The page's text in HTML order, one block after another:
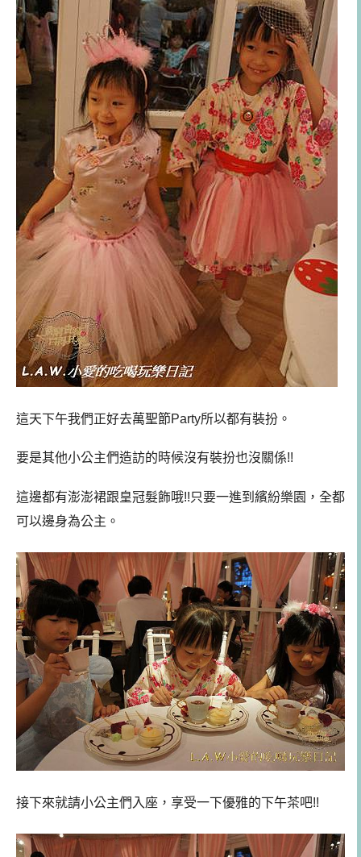
這天下午我們正好去萬聖節Party所以都有裝扮。
要是其他小公主們造訪的時候沒有裝扮也沒關係!!
這邊都有澎澎裙跟皇冠髮飾哦!!只要一進到繽紛樂園，全都
可以邊身為公主。
接下來就請小公主們入座，享受一下優雅的下午茶吧!!